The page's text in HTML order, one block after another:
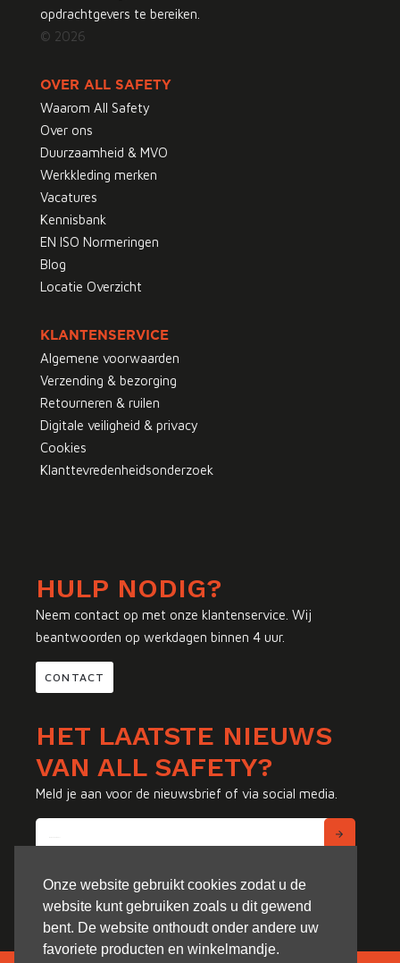
Onze website gebruikt cookies zodat u de
website kunt gebruiken zoals u dit gewend
bent. De website onthoudt onder andere uw
favoriete producten en winkelmandje.
opdrachtgevers te bereiken.
© 2026
OVER ALL SAFETY
Waarom All Safety
Over ons
Duurzaamheid & MVO
Werkkleding merken
Vacatures
Kennisbank
EN ISO Normeringen
Blog
Locatie Overzicht
KLANTENSERVICE
Algemene voorwaarden
Verzending & bezorging
Retourneren & ruilen
Digitale veiligheid & privacy
Cookies
Klanttevredenheidsonderzoek
HULP NODIG?
Neem contact op met onze klantenservice. Wij
beantwoorden op werkdagen binnen 4 uur.
CONTACT
HET LAATSTE NIEUWS
VAN ALL SAFETY?
Meld je aan voor de nieuwsbrief of via social media.